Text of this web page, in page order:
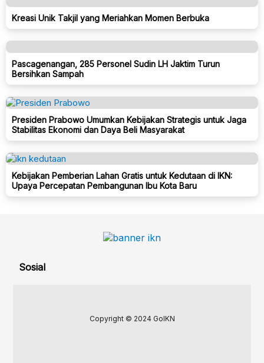
Kreasi Unik Takjil yang Meriahkan Momen Berbuka
Pascagenangan, 285 Personel Sudin LH Jaktim Turun
Bersihkan Sampah
Presiden Prabowo Umumkan Kebijakan Strategis untuk Jaga
Stabilitas Ekonomi dan Daya Beli Masyarakat
Kebijakan Pemberian Lahan Gratis untuk Kedutaan di IKN:
Upaya Percepatan Pembangunan Ibu Kota Baru
Sosial
Copyright © 2024 GoIKN